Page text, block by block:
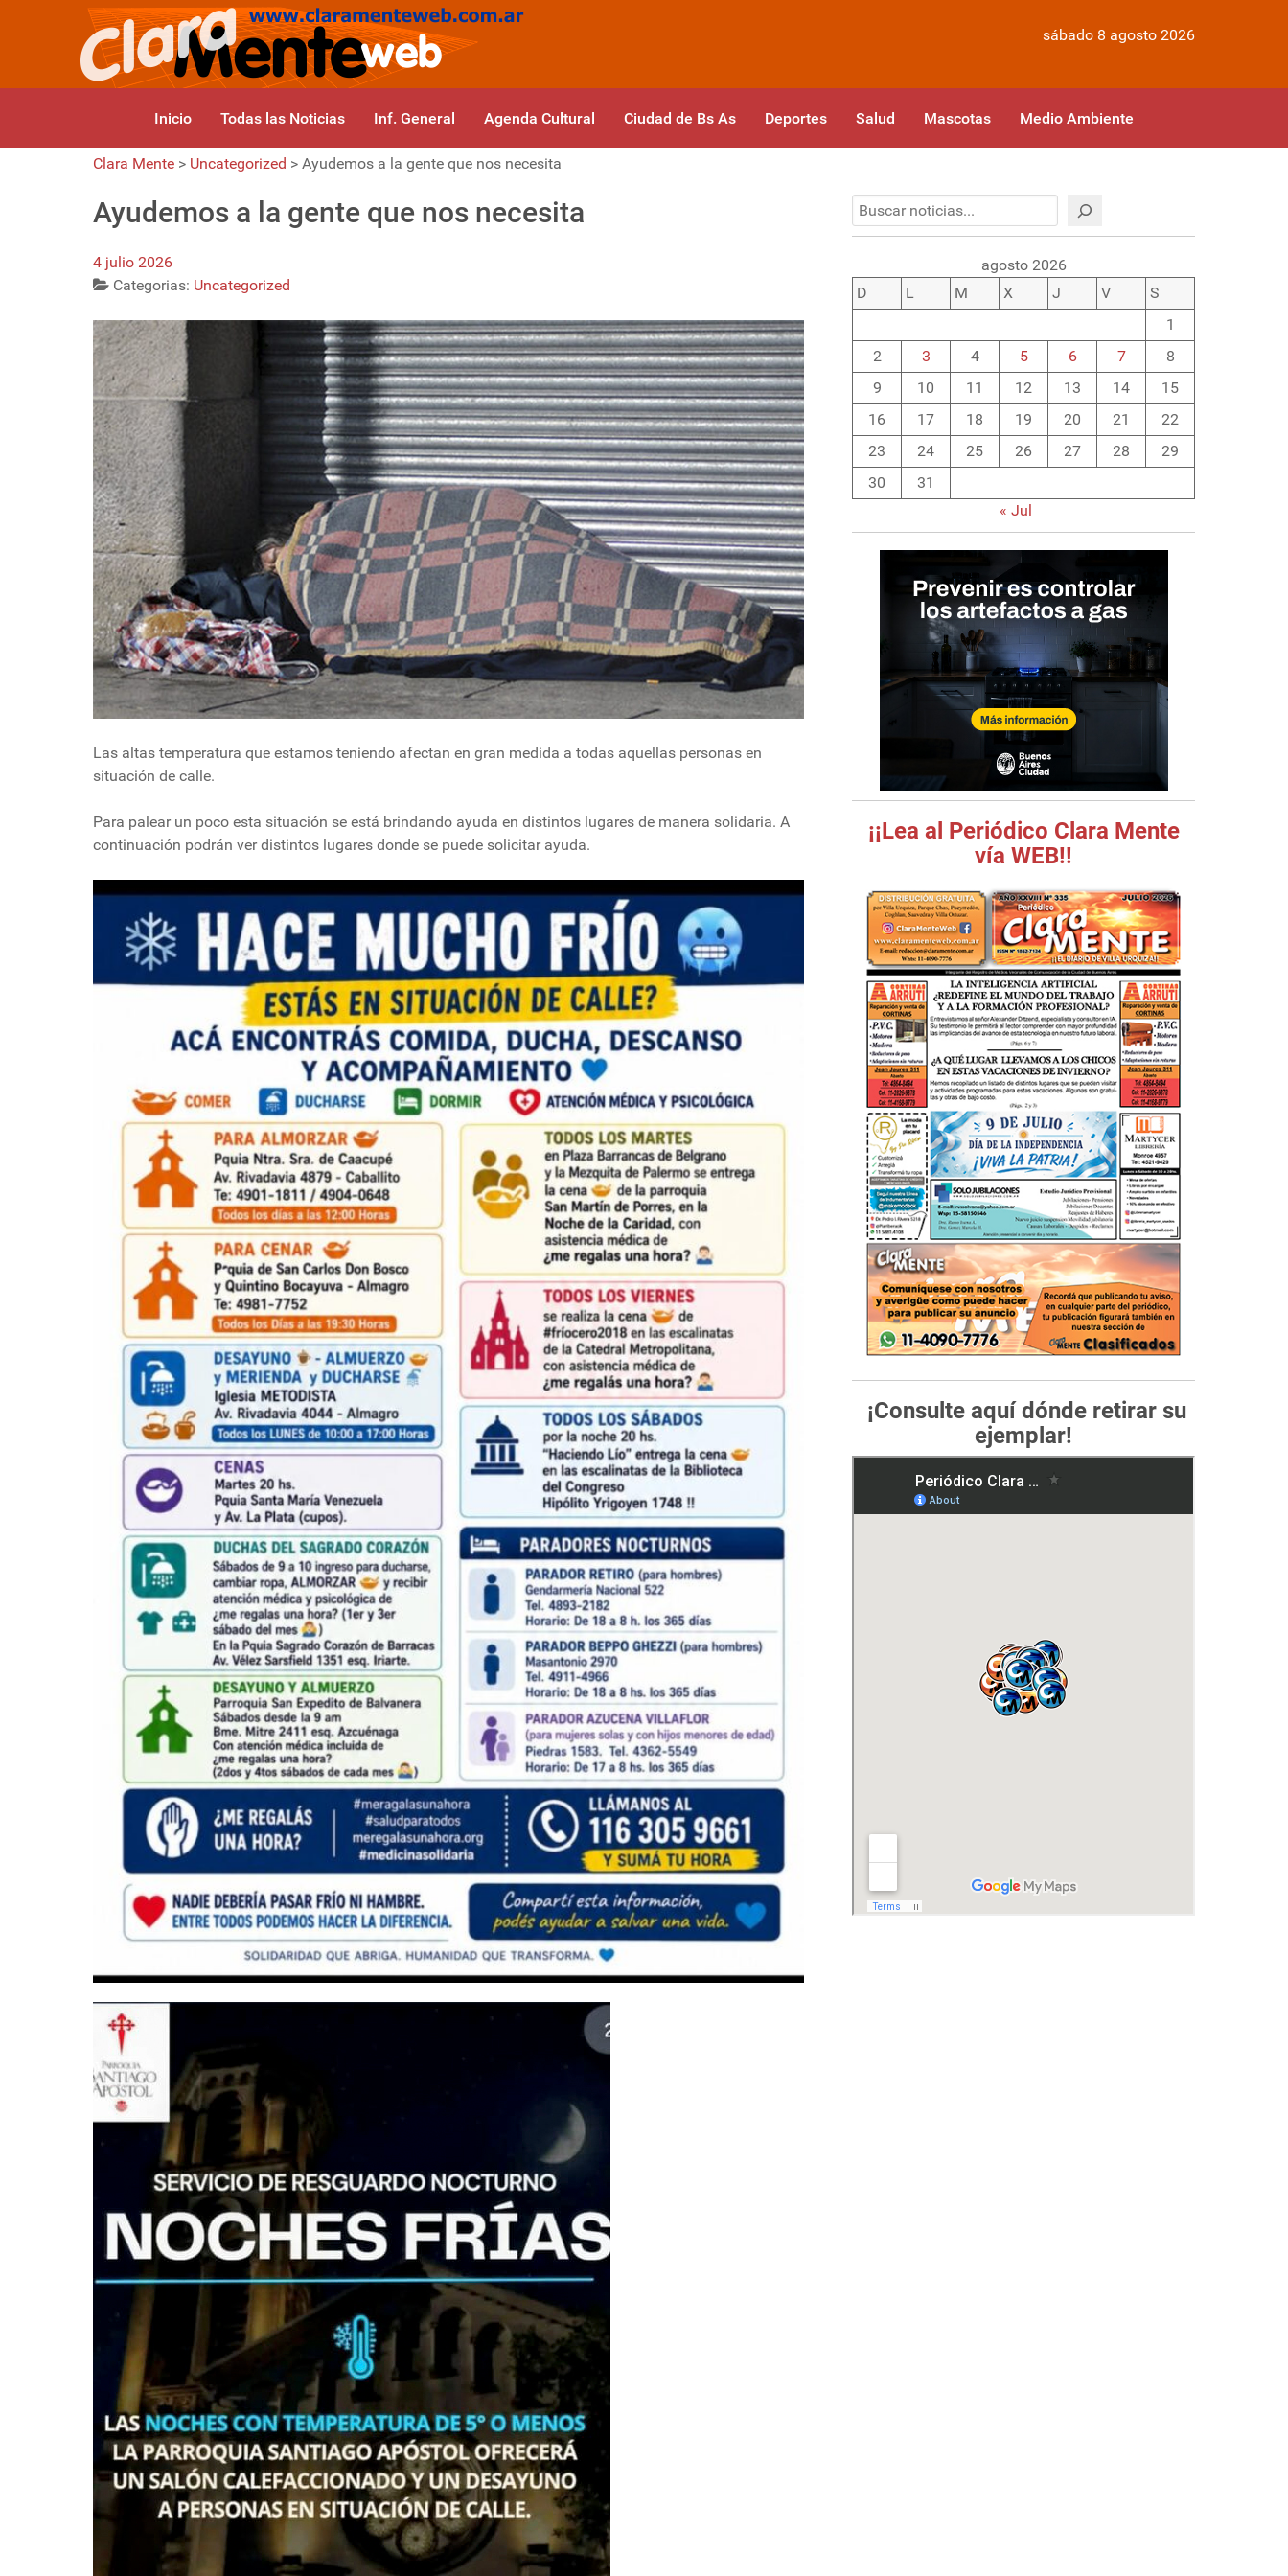
sábado 8 agosto 2026
Inicio Todas las Noticias Inf. General Agenda Cultural Ciudad de Bs As Deportes Salud Mascotas Medio Ambiente
Clara Mente > Uncategorized > Ayudemos a la gente que nos necesita
Ayudemos a la gente que nos necesita
4 julio 2026
Categorias: Uncategorized
Las altas temperatura que estamos teniendo afectan en gran medida a todas aquellas personas en
situación de calle.
Para palear un poco esta situación se está brindando ayuda en distintos lugares de manera solidaria. A
continuación podrán ver distintos lugares donde se puede solicitar ayuda.
agosto 2026
D
L M X J V
S
1
2
3 4 5 6 7
8
9
10 11 12 13 14
15
16
17 18 19 20 21
22
23
24 25 26 27 28
29
30
31
« Jul
¡¡Lea al Periódico Clara Mente
vía WEB!!
¡Consulte aquí dónde retirar su
ejemplar!